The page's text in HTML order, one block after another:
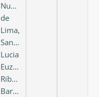
Nunes
de
Lima,
Sandra
Lucia
Euzebio
Ribeiro,
Barbara